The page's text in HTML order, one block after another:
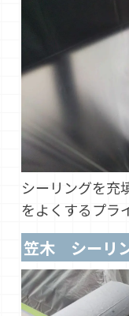
シーリングを充
をよくするプラ
笠木 シーリ